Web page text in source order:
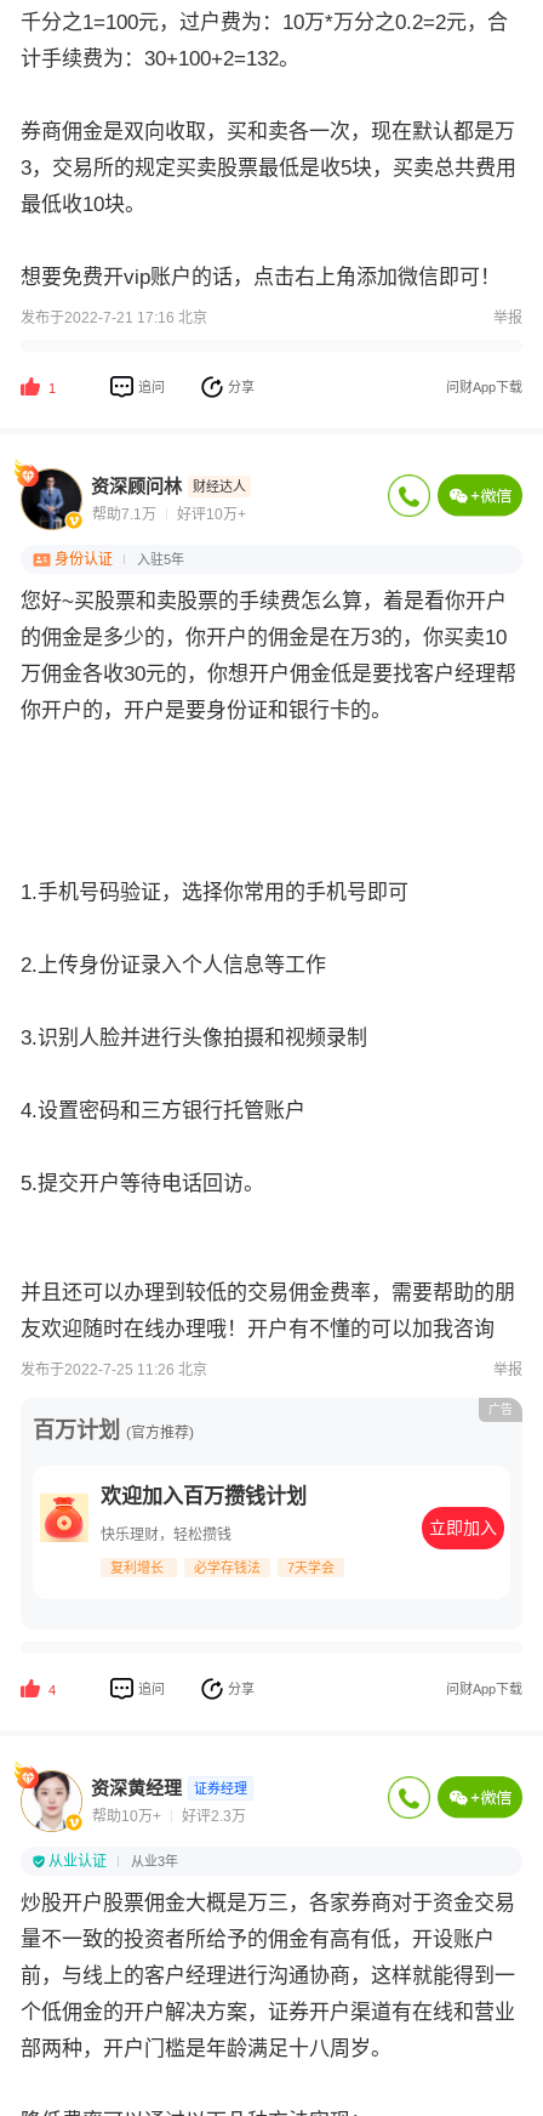
千分之1=100元，过户费为：10万*万分之0.2=2元，合
计手续费为：30+100+2=132。
券商佣金是双向收取，买和卖各一次，现在默认都是万
3，交易所的规定买卖股票最低是收5块，买卖总共费用
最低收10块。
想要免费开vip账户的话，点击右上角添加微信即可！
发布于2022-7-21 17:16 北京 举报
1 追问 分享 问财App下载
资深顾问林 财经达人
帮助7.1万 好评10万+
身份认证 入驻5年
您好~买股票和卖股票的手续费怎么算，着是看你开户
的佣金是多少的，你开户的佣金是在万3的，你买卖10
万佣金各收30元的，你想开户佣金低是要找客户经理帮
你开户的，开户是要身份证和银行卡的。
1.手机号码验证，选择你常用的手机号即可
2.上传身份证录入个人信息等工作
3.识别人脸并进行头像拍摄和视频录制
4.设置密码和三方银行托管账户
5.提交开户等待电话回访。
并且还可以办理到较低的交易佣金费率，需要帮助的朋
友欢迎随时在线办理哦！开户有不懂的可以加我咨询
发布于2022-7-25 11:26 北京 举报
百万计划 (官方推荐)
欢迎加入百万攒钱计划
快乐理财，轻松攒钱
复利增长 必学存钱法 7天学会
立即加入
广告
4 追问 分享 问财App下载
资深黄经理 证券经理
帮助10万+ 好评2.3万
从业认证 从业3年
炒股开户股票佣金大概是万三，各家券商对于资金交易
量不一致的投资者所给予的佣金有高有低，开设账户
前，与线上的客户经理进行沟通协商，这样就能得到一
个低佣金的开户解决方案，证券开户渠道有在线和营业
部两种，开户门槛是年龄满足十八周岁。